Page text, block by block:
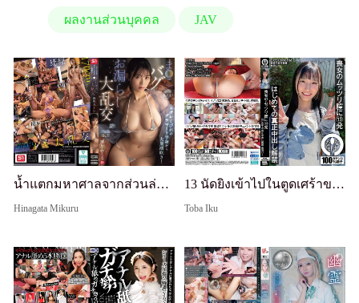
ผลงานส่วนบุคคล JAV
น้ำแตกมหาศาลจากส่วนล่างที่สง่างามด้วยเอวสุดขีด! หีรั่วในรุมเย็ดใหญ่ มิคุรุ ฮินากาตะ
Hinagata Mikuru
13 นัดยิงเข้าไปในตูดเศร้าของสาวหน้าเศร้า: การแตกในครั้งแรกที่แท้จริง - Iku Toba
Toba Iku